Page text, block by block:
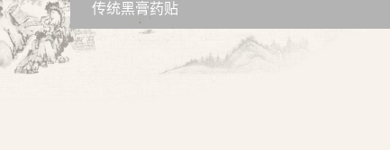
传统黑膏药贴